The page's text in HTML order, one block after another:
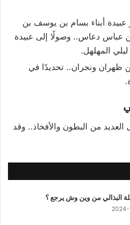
عبيدة أبناء بسام بن يوسف بن
عباس دعاس.. وصولًا إلى عبيدة
المهلهل.
ظهران ونجران.. تحديدًا في
من البطون والأفخاذ.. وقد
البذالي من وين وش يرجع ؟